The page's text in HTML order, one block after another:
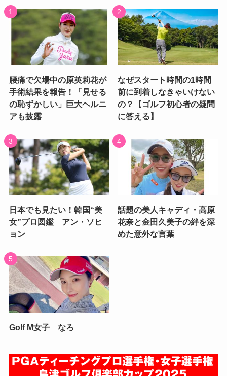
腰痛で欠場中の原英莉花が
手術結果を報告！「見せる
の恥ずかしい」巨大ヘルニ
アも披露
なぜスタート時間の1時間
前に到着しなきゃいけない
の？【ゴルフ初心者の疑問
に答える】
日本でも見たい！韓国“美
女”プロ図鑑 アン・ソヒ
ョン
話題の美人キャディ・高原
花奈と金田久美子の絆を深
めた意外な言葉
Golf M女子 なろ